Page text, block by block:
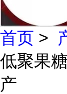
首页 >
低聚果
产